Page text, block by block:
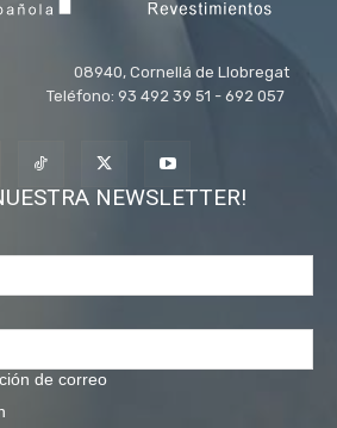
08940, Cornellá de Llobregat
93 492 39 51 - 692 057
NEWSLETTER!
de correo